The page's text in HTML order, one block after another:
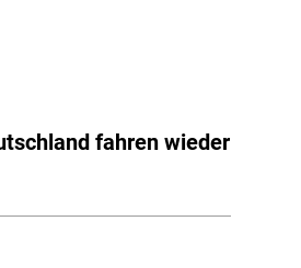
fahren wieder